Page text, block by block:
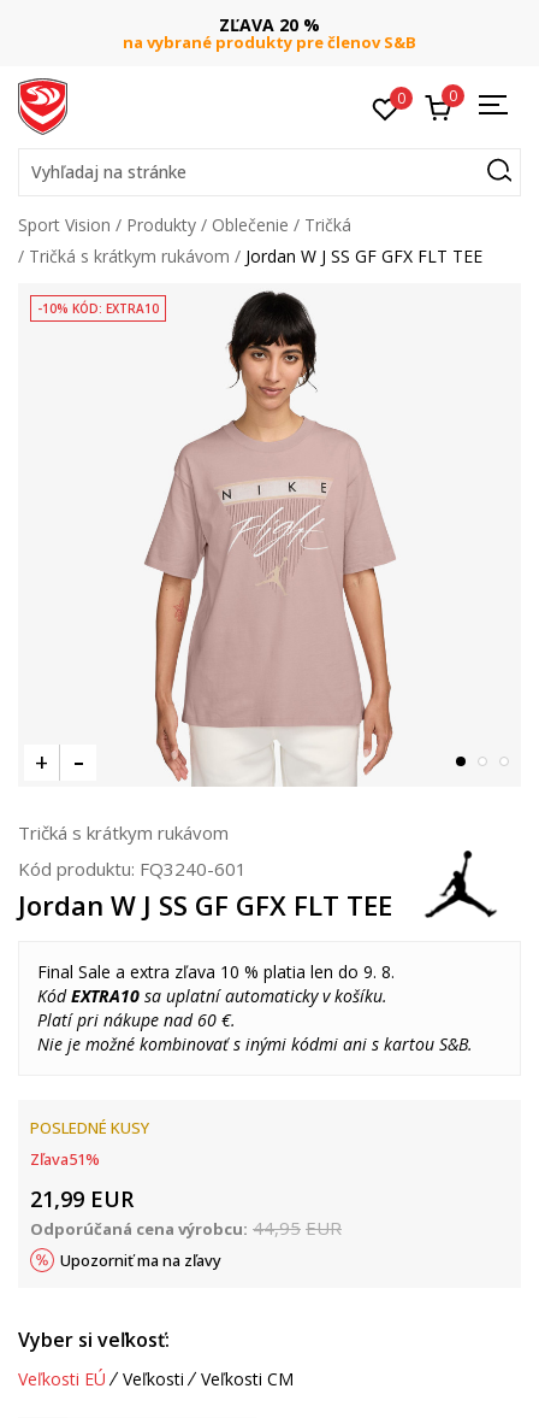
ZĽAVA 20 %
na vybrané produkty pre členov S&B
0 0
Vyhľadaj na stránke
Sport Vision Produkty Oblečenie
Tričká
Tričká s krátkym rukávom
Jordan W J SS GF GFX FLT TEE
-10% KÓD: EXTRA10
Tričká s krátkym rukávom
Kód produktu: FQ3240-601
Jordan W J SS GF GFX FLT TEE
Final Sale a extra zľava 10 % platia len do 9. 8.
KódEXTRA10 sa uplatní automaticky v košíku.
Platí pri nákupe nad 60 €.
Nie je možné kombinovať s inými kódmi ani s kartou S&B.
POSLEDNÉ KUSY
Zľava51%
21,99 EUR
Odporúčaná cena výrobcu: 44,95 EUR
Upozorniť ma na zľavy
Vyber si veľkosť:
Veľkosti EÚ Veľkosti Veľkosti CM